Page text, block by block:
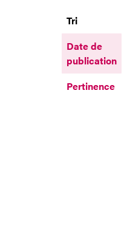
Tri
Date de
publication
Pertinence